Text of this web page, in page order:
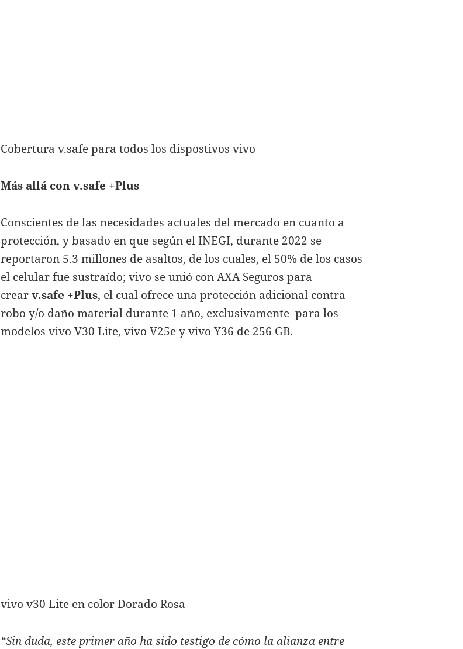
Cobertura v.safe para todos los dispostivos vivo
Más allá con v.safe +Plus
Conscientes de las necesidades actuales del mercado en cuanto a
protección, y basado en que según el INEGI, durante 2022 se
reportaron 5.3 millones de asaltos, de los cuales, el 50% de los casos
el celular fue sustraído; vivo se unió con AXA Seguros para
crearv.safe +Plus, el cual ofrece una protección adicional contra
robo y/o daño material durante 1 año, exclusivamente para los
modelos vivo V30 Lite, vivo V25e y vivo Y36 de 256 GB.
vivo v30 Lite en color Dorado Rosa
“Sin duda, este primer año ha sido testigo de cómo la alianza entre